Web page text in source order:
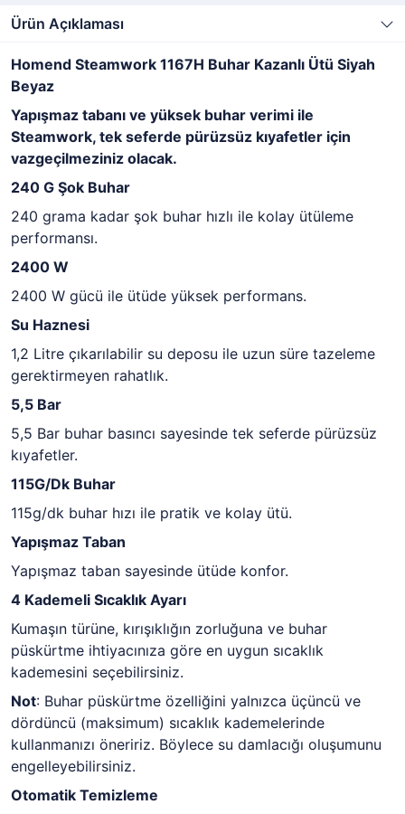
Ürün Açıklaması
Homend Steamwork 1167H Buhar Kazanlı Ütü Siyah
Beyaz
Yapışmaz tabanı ve yüksek buhar verimi ile
Steamwork, tek seferde pürüzsüz kıyafetler için
vazgeçilmeziniz olacak.
240 G Şok Buhar
240 grama kadar şok buhar hızlı ile kolay ütüleme
performansı.
2400 W
2400 W gücü ile ütüde yüksek performans.
Su Haznesi
1,2 Litre çıkarılabilir su deposu ile uzun süre tazeleme
gerektirmeyen rahatlık.
5,5 Bar
5,5 Bar buhar basıncı sayesinde tek seferde pürüzsüz
kıyafetler.
115G/Dk Buhar
115g/dk buhar hızı ile pratik ve kolay ütü.
Yapışmaz Taban
Yapışmaz taban sayesinde ütüde konfor.
4 Kademeli Sıcaklık Ayarı
Kumaşın türüne, kırışıklığın zorluğuna ve buhar
püskürtme ihtiyacınıza göre en uygun sıcaklık
kademesini seçebilirsiniz.
Not: Buhar püskürtme özelliğini yalnızca üçüncü ve
dördüncü (maksimum) sıcaklık kademelerinde
kullanmanızı öneririz. Böylece su damlacığı oluşumunu
engelleyebilirsiniz.
Otomatik Temizleme